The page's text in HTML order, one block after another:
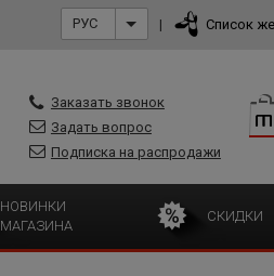
РУС | Список
Заказать звонок
Задать вопрос
Подписка на распродажи
НОВИНКИ
МАГАЗИНА
СКИДКИ